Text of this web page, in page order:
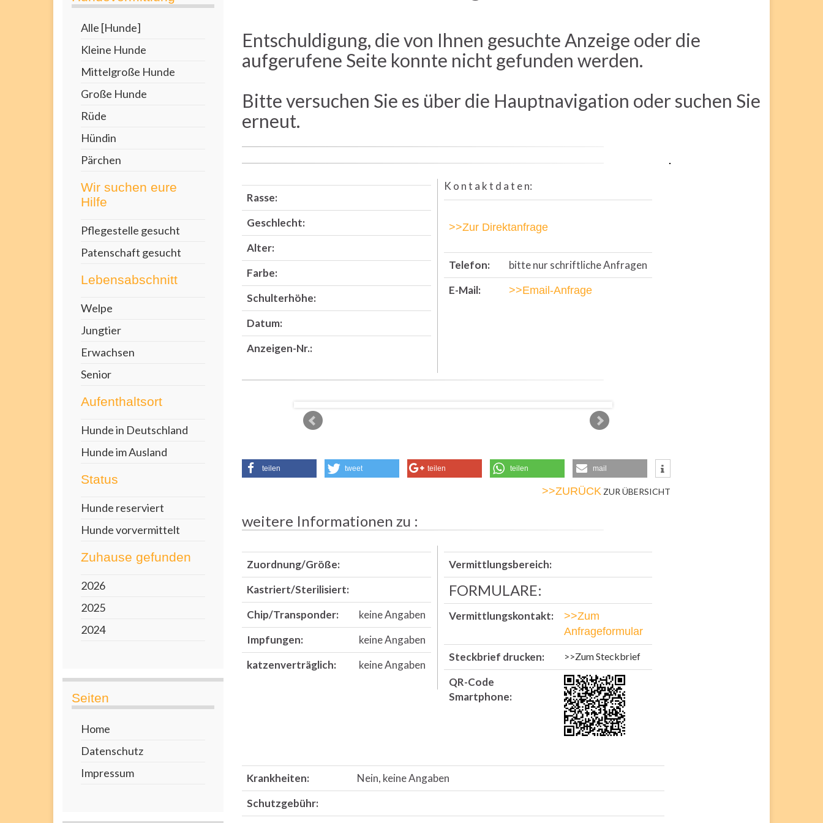
Alle [Hunde]
Kleine Hunde
Mittelgroße Hunde
Große Hunde
Rüde
Hündin
Pärchen
Wir suchen eure
Hilfe
Pflegestelle gesucht
Patenschaft gesucht
Lebensabschnitt
Welpe
Jungtier
Erwachsen
Senior
Aufenthaltsort
Hunde in Deutschland
Hunde im Ausland
Status
Hunde reserviert
Hunde vorvermittelt
Zuhause gefunden
2026
2025
2024
Seiten
Home
Datenschutz
Impressum
Entschuldigung, die von Ihnen gesuchte Anzeige oder die
aufgerufene Seite konnte nicht gefunden werden.
Bitte versuchen Sie es über die Hauptnavigation oder suchen Sie
erneut.
Rasse:
Geschlecht:
Alter:
Farbe:
Schulterhöhe:
Datum:
Anzeigen-Nr.:
K o n t a k t d a t e n:
>>Zur Direktanfrage
Telefon:
bitte nur schriftliche Anfragen
E-Mail:
>>Email-Anfrage
teilen tweet teilen teilen mail
>>ZURÜCK ZUR ÜBERSICHT
weitere Informationen zu :
Zuordnung/Größe:
Kastriert/Sterilisiert:
Chip/Transponder:
keine Angaben
Impfungen:
keine Angaben
katzenverträglich:
keine Angaben
Vermittlungsbereich:
FORMULARE:
Vermittlungskontakt:
>>Zum
Anfrageformular
Steckbrief drucken: >>Zum Steckbrief
QR-Code
Smartphone:
Krankheiten:
Nein, keine Angaben
Schutzgebühr: